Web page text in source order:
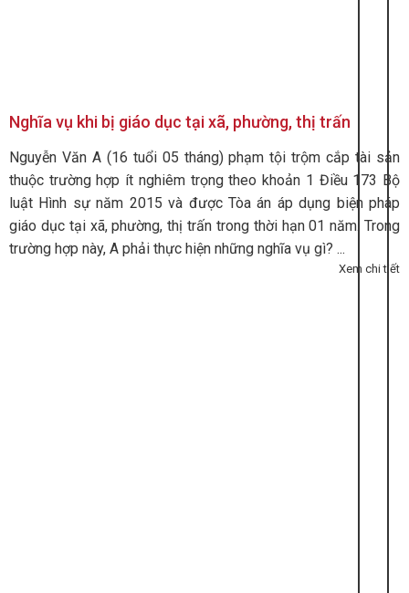
Nghĩa vụ khi bị giáo dục tại xã, phường, thị trấn
Nguyễn Văn A (16 tuổi 05 tháng) phạm tội trộm cắp tài sản
thuộc trường hợp ít nghiêm trọng theo khoản 1 Điều 173 Bộ
luật Hình sự năm 2015 và được Tòa án áp dụng biện pháp
giáo dục tại xã, phường, thị trấn trong thời hạn 01 năm. Trong
trường hợp này, A phải thực hiện những nghĩa vụ gì? ...
Xem chi tiết